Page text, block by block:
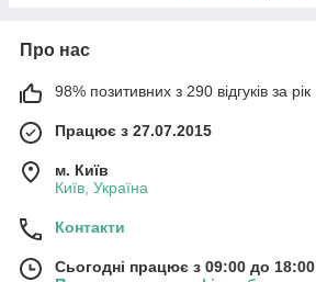
Про нас
98% позитивних з 290 відгуків за рік
Працює з 27.07.2015
м. Київ
Київ, Україна
Контакти
Сьогодні працює з 09:00 до 18:00